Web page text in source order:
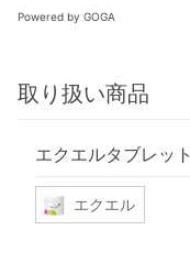
Powered by GOGA
取り扱い商品
エクエルタブレット
エクエル